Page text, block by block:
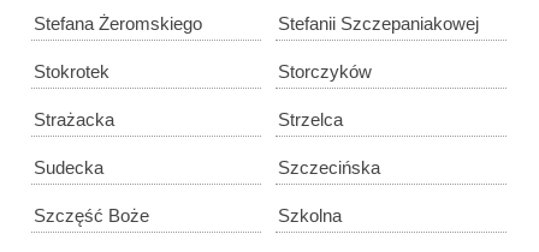
Stefana Żeromskiego Stefanii Szczepaniakowej
Stokrotek Storczyków
Strażacka Strzelca
Sudecka Szczecińska
Szczęść Boże Szkolna